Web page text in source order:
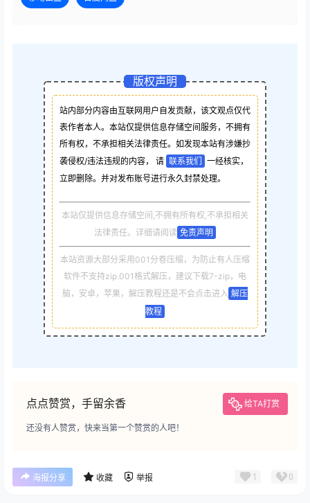
版权声明
站内部分内容由互联网用户自发贡献，该文观点仅代
表作者本人。本站仅提供信息存储空间服务，不拥有
所有权，不承担相关法律责任。如发现本站有涉嫌抄
袭侵权/违法违规的内容， 请 联系我们
一经核实，
立即删除。并对发布账号进行永久封禁处理。
本站仅提供信息存储空间,不拥有所有权,不承担相关
法律责任。详细请阅读 免责声明
本站资源大部分采用001分卷压缩，为防止有人压缩
软件不支持zip.001格式解压，建议下载7-zip，电
脑，安卓，苹果，解压教程还是不会点击进入 解压
教程
点点赞赏，手留余香 给TA打赏
还没有人赞赏，快来当第一个赞赏的人吧！
海报分享 收藏 举报 1 0